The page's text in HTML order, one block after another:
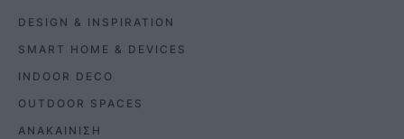
DESIGN & INSPIRATION
SMART HOME & DEVICES
INDOOR DECO
OUTDOOR SPACES
ΑΝΑΚΑΙΝΙΣΗ